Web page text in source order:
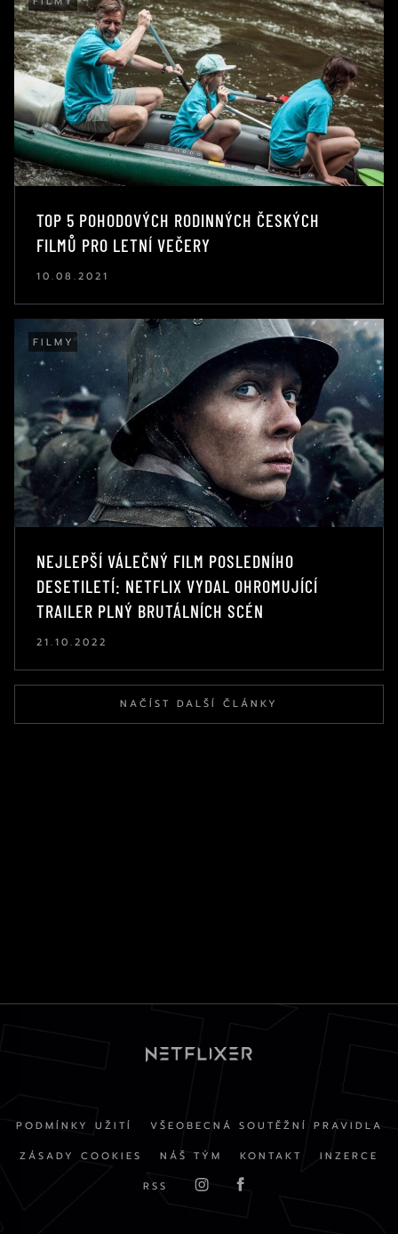
TOP 5 POHODOVÝCH RODINNÝCH ČESKÝCH
FILMŮ PRO LETNÍ VEČERY
10.08.2021
FILMY
NEJLEPŠÍ VÁLEČNÝ FILM POSLEDNÍHO
DESETILETÍ: NETFLIX VYDAL OHROMUJÍCÍ
TRAILER PLNÝ BRUTÁLNÍCH SCÉN
21.10.2022
NAČÍST DALŠÍ ČLÁNKY
PODMÍNKY UŽITÍ
VŠEOBECNÁ SOUTĚŽNÍ PRAVIDLA
ZÁSADY COOKIES
NÁŠ TÝM KONTAKT
INZERCE
RSS